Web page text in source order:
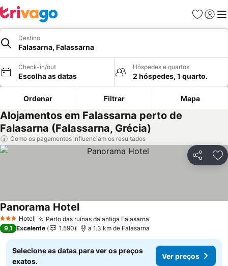
Favoritos
Iniciar
Destino
Falasarna, Falassarna
Check-in/out
Escolha as datas
Hóspedes e quartos
2 hóspedes, 1 quarto.
Ordenar Filtrar Mapa
Alojamentos em Falassarna perto de
Falasarna (Falassarna, Grécia)
Como os pagamentos influenciam os resultados
Partilhar
3 EstrelasHotel Perto das ruínas da antiga Falasarna
Panorama Hotel
9,1 Excelente 1.590 a 1.3 km de Falasarna
Selecione as datas para ver os preços
exatos.
Ver preços